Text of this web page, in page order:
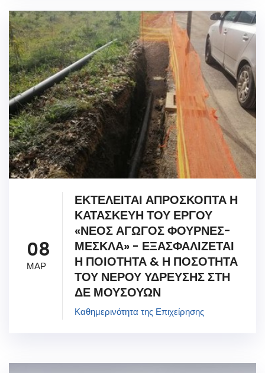
08
ΜΑΡ
ΕΚΤΕΛΕΙΤΑΙ ΑΠΡΟΣΚΟΠΤΑ Η
ΚΑΤΑΣΚΕΥΗ ΤΟΥ ΕΡΓΟΥ
«ΝΕΟΣ ΑΓΩΓΟΣ ΦΟΥΡΝΕΣ-
ΜΕΣΚΛΑ» - ΕΞΑΣΦΑΛΙΖΕΤΑΙ
Η ΠΟΙΟΤΗΤΑ & Η ΠΟΣΟΤΗΤΑ
ΤΟΥ ΝΕΡΟΥ ΥΔΡΕΥΣΗΣ ΣΤΗ
ΔΕ ΜΟΥΣΟΥΩΝ
Καθημερινότητα της Επιχείρησης